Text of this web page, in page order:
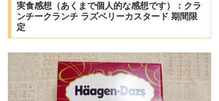
実食感想（あくまで個人的な感想です）：クラ
ンチークランチ ラズベリーカスタード 期間限
定